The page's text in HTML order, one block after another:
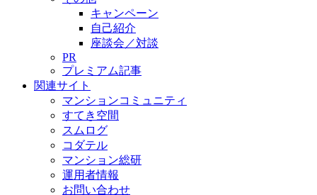
キャンペーン
自己紹介
座談会／対談
PR
プレミアム記事
関連サイト
マンションコミュニティ
すてき空間
スムログ
コダテル
マンション総研
運用者情報
お問い合わせ